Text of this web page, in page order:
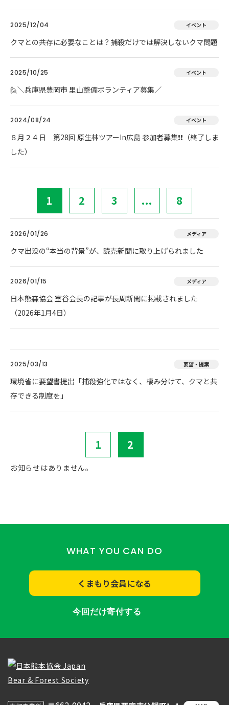
2025/12/04 イベント
クマとの共存に必要なことは？捕殺だけでは解決しないクマ問題
2025/10/25 イベント
🙋＼兵庫県豊岡市 里山整備ボランティア募集／
2024/08/24 イベント
８月２４日 第28回 原生林ツアーIn広島 参加者募集❗❗（終了しま
した）
1 2 3 ... 8
2026/01/26 メディア
クマ出没の“本当の背景”が、読売新聞に取り上げられました
2026/01/15 メディア
日本熊森協会 室谷会長の記事が長周新聞に掲載されました
（2026年1月4日）
2025/03/13 要望・提案
環境省に要望書提出「捕殺強化ではなく、棲み分けて、クマと共
存できる制度を」
1 2
お知らせはありません。
WHAT YOU CAN DO
くまもり会員になる
今回だけ寄付する